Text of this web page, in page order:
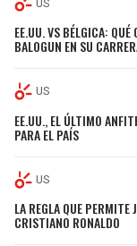
US
EE.UU. VS BÉLGICA:
BALOGUN EN SU
US
EE.UU., EL ÚLTIMO
PARA EL PAÍS
US
LA REGLA QUE PERMITE
CRISTIANO RONALDO